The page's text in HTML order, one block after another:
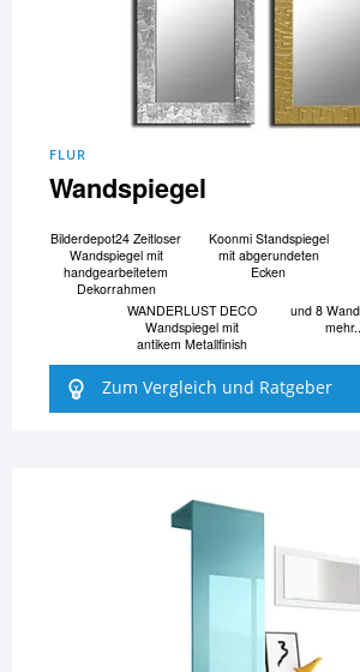
FLUR
Wandspiegel
Bilderdepot24 Zeitloser
Wandspiegel mit
handgearbeitetem
Dekorrahmen
Koonmi Standspiegel
mit abgerundeten
Ecken
WANDERLUST DECO
Wandspiegel mit
antikem Metallfinish
und 8
Zum Vergleich und Ratgeber